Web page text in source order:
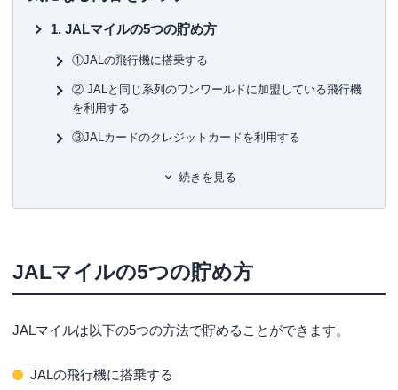
わるセミナー講師（企業向け・サークル、団体向け）を行
うと同時に金融メディアへの執筆および監修も行い、現在
年間200本以上の執筆および監修をこなしている。これまで
監修実績
かりやすく解説
め！種類や方法、注意点を解説
JALマイルの5つの貯め方
①JALの飛行機に搭乗する
② JALと同じ系列のワンワールドに加盟している飛行機
を利用する
③JALカードのクレジットカードを利用する
JALマイルの最もお得な使い道は「特典航空券へ
の交換」
ANAマイレージとの大きな違いはない
知っておこう！JALマイレージの注意点
続きを見る
JALマイルの5つの貯め方
JALマイルは以下の5つの方法で貯めることができます。
JALの飛行機に搭乗する